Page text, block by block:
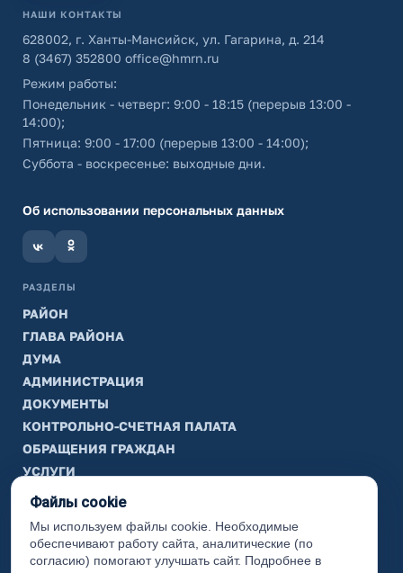
НАШИ КОНТАКТЫ
628002, г. Ханты-Мансийск, ул. Гагарина, д. 214
8 (3467) 352800 office@hmrn.ru
Режим работы:
Понедельник - четверг: 9:00 - 18:15 (перерыв 13:00 -
14:00);
Пятница: 9:00 - 17:00 (перерыв 13:00 - 14:00);
Суббота - воскресенье: выходные дни.
Об использовании персональных данных
РАЗДЕЛЫ
РАЙОН
ГЛАВА РАЙОНА
ДУМА
АДМИНИСТРАЦИЯ
ДОКУМЕНТЫ
КОНТРОЛЬНО-СЧЕТНАЯ ПАЛАТА
ОБРАЩЕНИЯ ГРАЖДАН
УСЛУГИ
ТИК
ИНФОРМАЦИЯ
Законодательная карта
Файлы cookie
Мы используем файлы cookie. Необходимые
обеспечивают работу сайта, аналитические (по
согласию) помогают улучшать сайт. Подробнее в